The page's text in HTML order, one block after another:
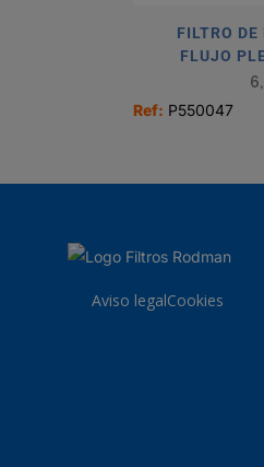
FILTRO
FLUJO
Ref: P550047
Aviso legalCookies